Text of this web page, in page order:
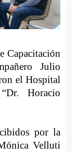
Capacitación
Julio
el Hospital
Horacio
por la
Velluti